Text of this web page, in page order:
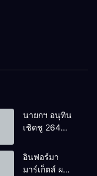
นายกฯ อนุทิน
เชิดชู 264
บ้านยอดเยี่ยม
มอบแหนบ
อินฟอร์มา
มาร์เก็ตส์ ผนึก